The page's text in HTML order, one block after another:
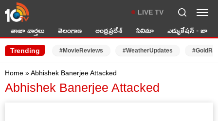
LIVE TV
తాజా వార్తలు తెలంగాణ ఆంధ్రప్రదేశ్ సినిమా ఎడ్యుకేషన్ - జాబ్స్
Trending #MovieReviews #WeatherUpdates
Home »Abhishek Banerjee Attacked
Abhishek Banerjee Attacked